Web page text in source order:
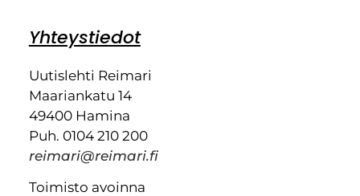
Yhteystiedot
Uutislehti Reimari
Maariankatu 14
49400 Hamina
Puh. 0104 210 200
reimari@reimari.fi
Toimisto avoinna